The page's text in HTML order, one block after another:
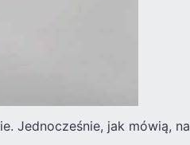
Jednocześnie, jak mówią, na